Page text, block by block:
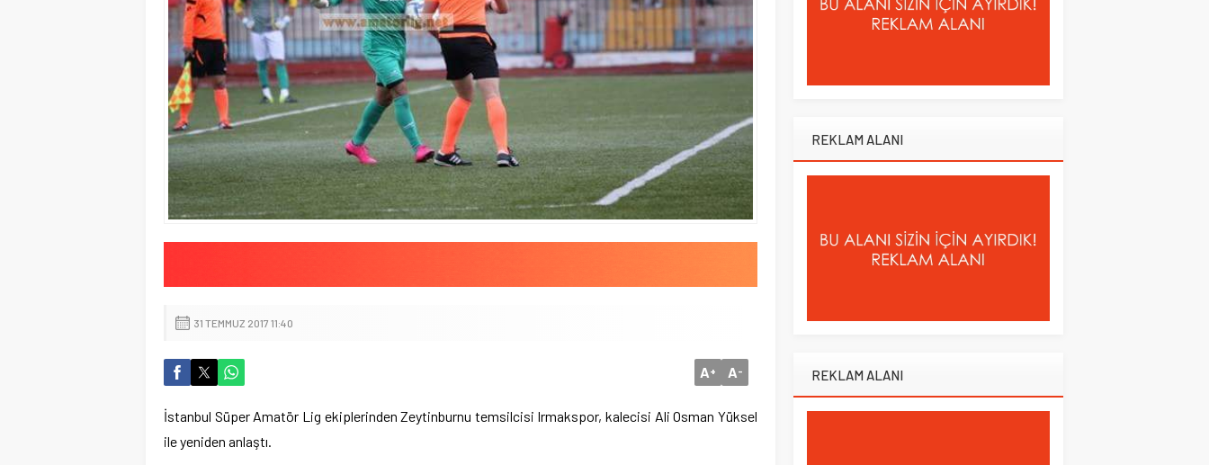
31 TEMMUZ 2017 11:40
A+ A-
İstanbul Süper Amatör Lig ekiplerinden Zeytinburnu temsilcisi Irmakspor, kalecisi Ali Osman Yüksel
ile yeniden anlaştı.
REKLAM ALANI
REKLAM ALANI